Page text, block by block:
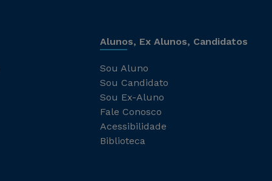
Alunos, Ex Alunos, Candidatos
Sou Aluno
Sou Candidato
Sou Ex-Aluno
Fale Conosco
Acessibilidade
Biblioteca